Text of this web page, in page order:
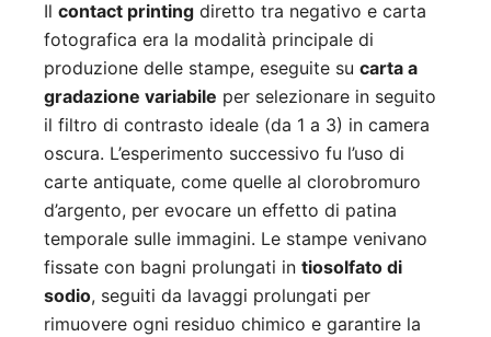
Il contact printing diretto tra negativo e carta
fotografica era la modalità principale di
produzione delle stampe, eseguite su carta a
gradazione variabile per selezionare in seguito
il filtro di contrasto ideale (da 1 a 3) in camera
oscura. L’esperimento successivo fu l’uso di
carte antiquate, come quelle al clorobromuro
d’argento, per evocare un effetto di patina
temporale sulle immagini. Le stampe venivano
fissate con bagni prolungati in tiosolfato di
sodio, seguiti da lavaggi prolungati per
rimuovere ogni residuo chimico e garantire la